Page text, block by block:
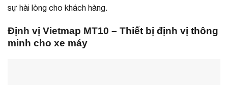
sự hài lòng cho khách hàng.
Định vị Vietmap MT10 – Thiết bị định vị thông
minh cho xe máy